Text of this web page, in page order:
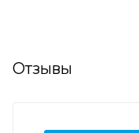
Отзывы